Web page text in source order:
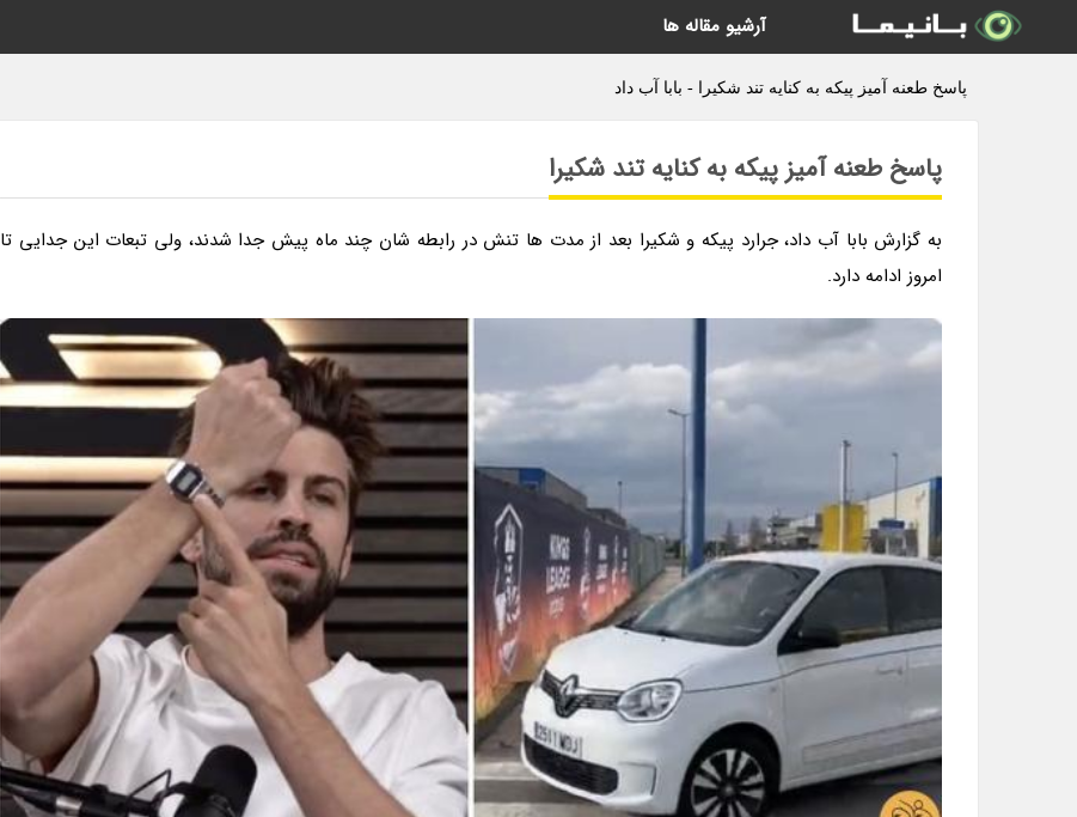
پاسخ طعنه آمیز پیکه به کنایه تند شکیرا - بابا آب داد
پاسخ طعنه آمیز پیکه به کنایه تند شکیرا
به گزارش بابا آب داد، جرارد پیکه و شکیرا بعد از مدت ها تنش در رابطه شان چند ماه پیش جدا شدند، ولی تبعات این جدایی تا
امروز ادامه دارد.
آرشیو مقاله ها